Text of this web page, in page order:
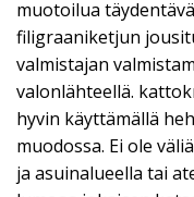
muotoilua
filigraaniketjun
valmistajan
valonlähteellä.
hyvin käyttämällä
muodossa. Ei ole
ja asuinalueella tai